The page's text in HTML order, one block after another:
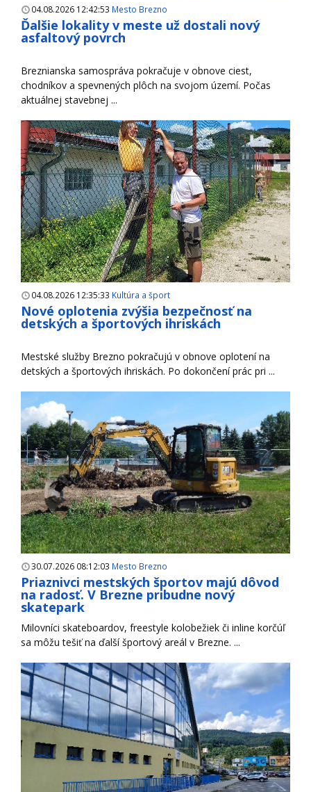
04.08.2026 12:42:53 Mesto Brezno
Ďalšie lokality v meste už dostali nový
asfaltový povrch
Breznianska samospráva pokračuje v obnove ciest,
chodníkov a spevnených plôch na svojom území. Počas
aktuálnej stavebnej ...
04.08.2026 12:35:33 Kultúra a šport
Nové oplotenia zvýšia bezpečnosť na
detských a športových ihriskách
Mestské služby Brezno pokračujú v obnove oplotení na
detských a športových ihriskách. Po dokončení prác pri ...
30.07.2026 08:12:03 Mesto Brezno
Priaznivci mestských športov majú dôvod
na radosť. V Brezne pribudne nový
skatepark
Milovníci skateboardov, freestyle kolobežiek či inline korčúľ
sa môžu tešiť na ďalší športový areál v Brezne. ...